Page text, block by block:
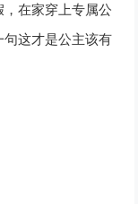
在家穿上专属公
句这才是公主该有